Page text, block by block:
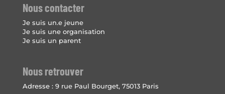
Nous contacter
Je suis un.e jeune
Je suis une organisation
Je suis un parent
Nous retrouver
Adresse : 9 rue Paul Bourget, 75013 Paris